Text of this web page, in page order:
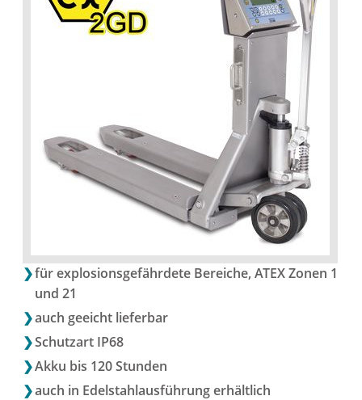
für explosionsgefährdete Bereiche, ATEX Zonen 1
und 21
auch geeicht lieferbar
Schutzart IP68
Akku bis 120 Stunden
auch in Edelstahlausführung erhältlich